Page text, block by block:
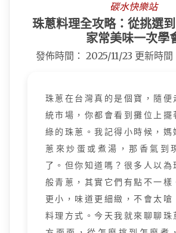
碳水快樂站
珠蔥料理全攻略：從挑選
家常美味一次學
發佈時間： 2025/11/23 更新時間
珠蔥在台灣真的是個寶，隨便
統市場，你都會看到攤位上擺
綠的珠蔥。我記得小時候，媽
蔥來炒蛋或煮湯，那香氣到
了。但你知道嗎？很多人以為
般青蔥，其實它們有點不一樣
更小，味道更細緻，不會太嗆
料理方式。今天我就來聊聊珠